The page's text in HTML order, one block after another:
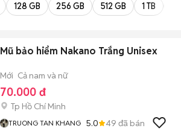
128 GB 256 GB 512 GB 1 TB
Mũ bảo hiểm Nakano Trắng Unisex
Mới Cả nam và nữ
70.000 đ
Tp Hồ Chí Minh
TRUONG TAN KHANG 5.0 49 đã bán